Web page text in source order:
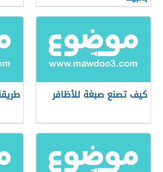
كيف تصنع صبغة للأظافر